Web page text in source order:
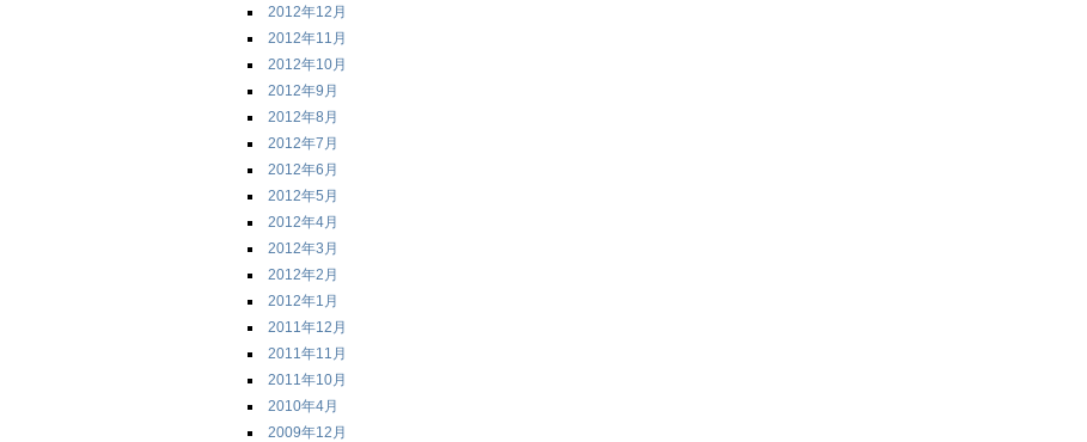
2012年12月
2012年11月
2012年10月
2012年9月
2012年8月
2012年7月
2012年6月
2012年5月
2012年4月
2012年3月
2012年2月
2012年1月
2011年12月
2011年11月
2011年10月
2010年4月
2009年12月